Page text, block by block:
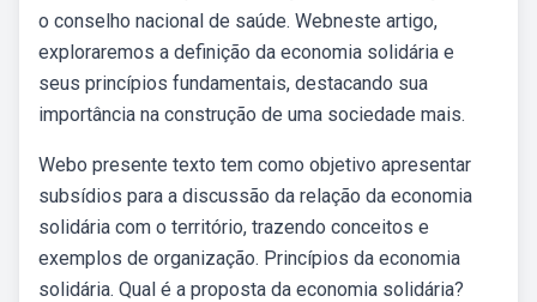
o conselho nacional de saúde. Webneste artigo,
exploraremos a definição da economia solidária e
seus princípios fundamentais, destacando sua
importância na construção de uma sociedade mais.
Webo presente texto tem como objetivo apresentar
subsídios para a discussão da relação da economia
solidária com o território, trazendo conceitos e
exemplos de organização. Princípios da economia
solidária. Qual é a proposta da economia solidária?